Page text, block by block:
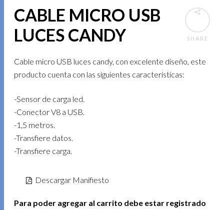
SHARE
CABLE MICRO USB
LUCES CANDY
Cable micro USB luces candy, con excelente diseño, este
producto cuenta con las siguientes características:
-Sensor de carga led.
-Conector V8 a USB.
-1,5 metros.
-Transfiere datos.
-Transfiere carga.
Descargar Manifiesto
Para poder agregar al carrito debe estar registrado